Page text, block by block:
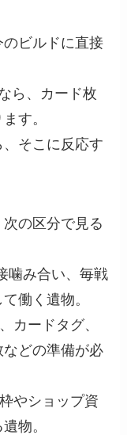
ビルドに直接
ら、カード枚
す。
そこに反応す
の区分で見る
噛み合い、毎戦
働く遺物。
カードタグ、
どの準備が必
やショップ資
物。